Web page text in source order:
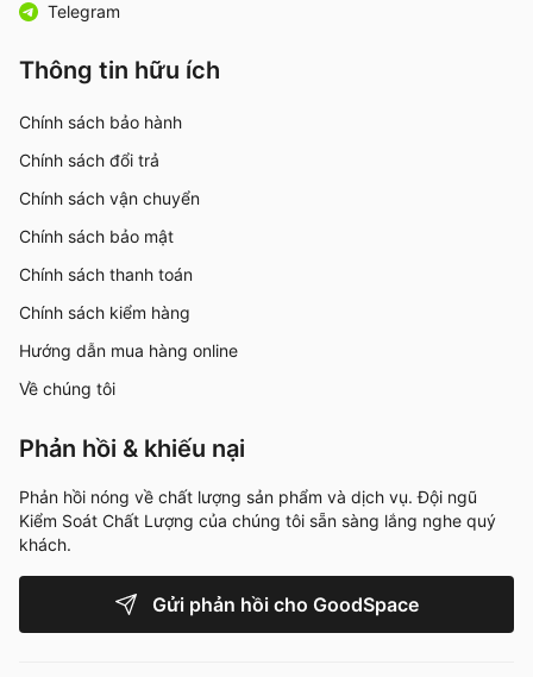
Telegram
Thông tin hữu ích
Chính sách bảo hành
Chính sách đổi trả
Chính sách vận chuyển
Chính sách bảo mật
Chính sách thanh toán
Chính sách kiểm hàng
Hướng dẫn mua hàng online
Về chúng tôi
Phản hồi & khiếu nại
Phản hồi nóng về chất lượng sản phẩm và dịch vụ. Đội ngũ
Kiểm Soát Chất Lượng của chúng tôi sẵn sàng lắng nghe quý
khách.
Gửi phản hồi cho GoodSpace